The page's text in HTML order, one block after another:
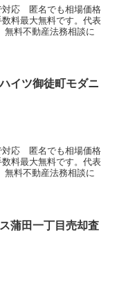
対応 匿名でも相場価格
料最大無料です。代表
無料不動産法務相談に
イツ御徒町モダニ
対応 匿名でも相場価格
料最大無料です。代表
無料不動産法務相談に
蒲田一丁目売却査